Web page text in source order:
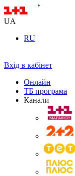
UA
RU
Вхід в кабінет
Онлайн
ТБ програма
Канали